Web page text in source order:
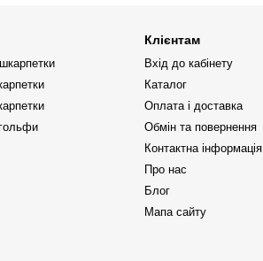
Клієнтам
Вхід до кабінету
Каталог
Оплата і доставка
Обмін та повернення
Контактна інформація
Про нас
Блог
Мапа сайту